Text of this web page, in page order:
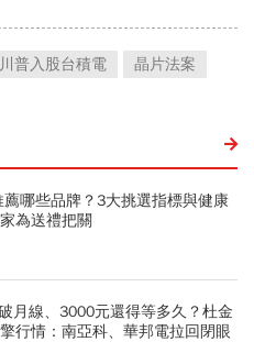
川普入股台積電 晶片法案
哪些品牌？3大挑選指標與健康
為送禮把關
月線、3000元還得等多久？杜金
行情：南亞科、華邦電拉回閉眼